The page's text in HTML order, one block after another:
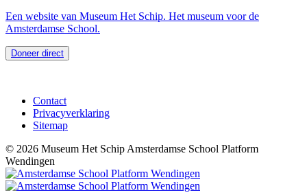
Een website van Museum Het Schip. Het museum voor de
Amsterdamse School.
Doneer direct
Contact
Privacyverklaring
Sitemap
© 2026 Museum Het Schip Amsterdamse School Platform
Wendingen